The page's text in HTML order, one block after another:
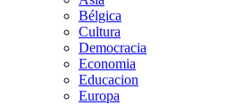
Bélgica
Cultura
Democracia
Economia
Educacion
Europa